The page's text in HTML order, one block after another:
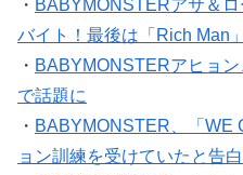
バイト！最後は「Rich Man
・BABYMONSTERアヒョン
で話題に
・BABYMONSTER、「WE
ョン訓練を受けていたと告白
・BABYMONSTER、ルカの